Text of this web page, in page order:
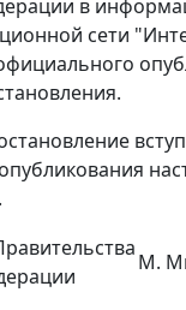
в
сети
М.